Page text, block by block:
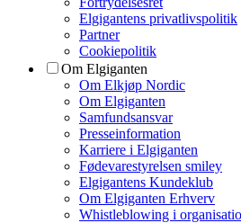
Elgigantens privatlivspolitik
Partner
Cookiepolitik
Om Elgiganten
Om Elkjøp Nordic
Om Elgiganten
Samfundsansvar
Presseinformation
Karriere i Elgiganten
Fødevarestyrelsen smiley
Elgigantens Kundeklub
Om Elgiganten Erhverv
Whistleblowing i